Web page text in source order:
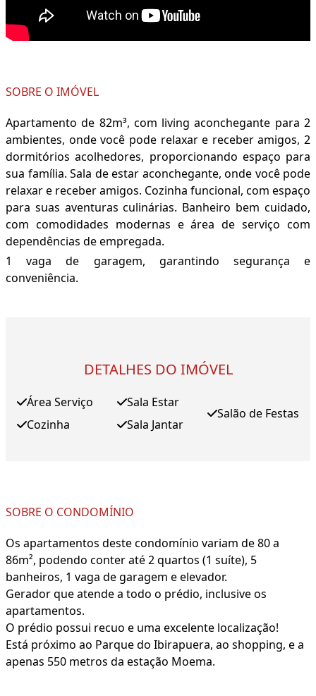
SOBRE O IMÓVEL
Apartamento de 82m³, com living aconchegante para 2
ambientes, onde você pode relaxar e receber amigos, 2
dormitórios acolhedores, proporcionando espaço para
sua família. Sala de estar aconchegante, onde você pode
relaxar e receber amigos. Cozinha funcional, com espaço
para suas aventuras culinárias. Banheiro bem cuidado,
com comodidades modernas e área de serviço com
dependências de empregada.
1 vaga de garagem, garantindo segurança e
conveniência.
DETALHES DO IMÓVEL
Área Serviço
Cozinha
Sala Estar
Sala Jantar
Salão de Festas
SOBRE O CONDOMÍNIO
Os apartamentos deste condomínio variam de 80 a
86m², podendo conter até 2 quartos (1 suíte), 5
banheiros, 1 vaga de garagem e elevador.
Gerador que atende a todo o prédio, inclusive os
apartamentos.
O prédio possui recuo e uma excelente localização!
Está próximo ao Parque do Ibirapuera, ao shopping, e a
apenas 550 metros da estação Moema.